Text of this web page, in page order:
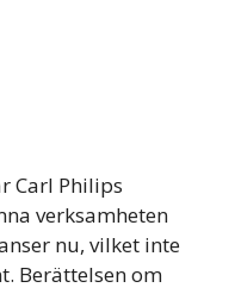
Carl Philips
verksamheten
nu, vilket inte
Berättelsen om